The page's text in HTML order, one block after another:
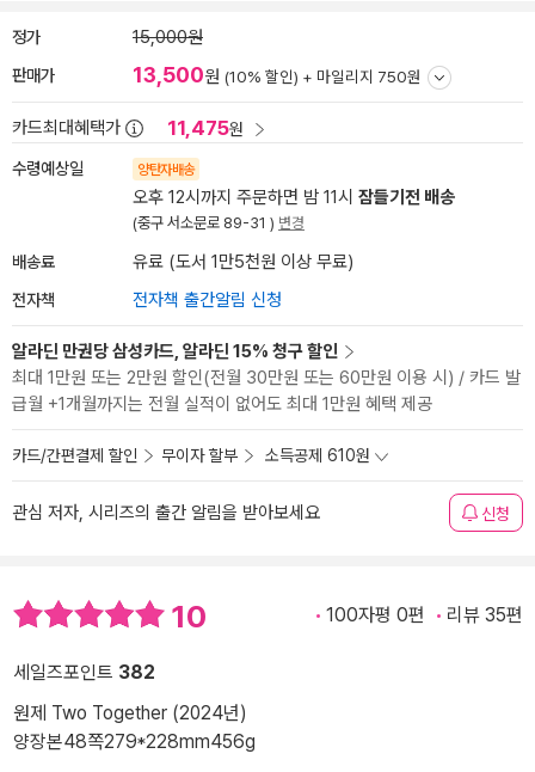
정가 15,000원
판매가 13,500원 (10% 할인) + 마일리지 750원
카드최대혜택가 11,475원
수령예상일 양탄자배송
오후 12시까지 주문하면 밤 11시 잠들기전 배송
(중구 서소문로 89-31 ) 변경
배송료 유료 (도서 1만5천원 이상 무료)
전자책 전자책 출간알림 신청
알라딘 만권당 삼성카드, 알라딘 15% 청구 할인
최대 1만원 또는 2만원 할인(전월 30만원 또는 60만원 이용 시) / 카드 발
급월 +1개월까지는 전월 실적이 없어도 최대 1만원 혜택 제공
카드/간편결제 할인 무이자 할부 소득공제 610원
관심 저자, 시리즈의 출간 알림을 받아보세요 신청
10 100자평 0편 리뷰 35편
세일즈포인트 382
원제 Two Together (2024년)
양장본48쪽279*228mm456g